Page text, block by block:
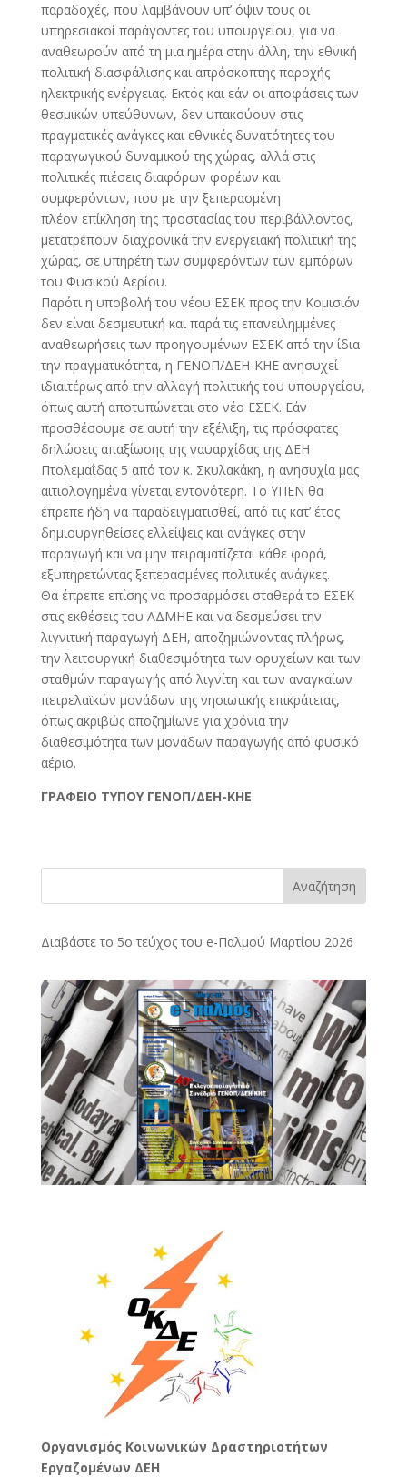
παραδοχές, που λαμβάνουν υπ’ όψιν τους οι
υπηρεσιακοί παράγοντες του υπουργείου, για να
αναθεωρούν από τη μια ημέρα στην άλλη, την εθνική
πολιτική διασφάλισης και απρόσκοπτης παροχής
ηλεκτρικής ενέργειας. Εκτός και εάν οι αποφάσεις των
θεσμικών υπεύθυνων, δεν υπακούουν στις
πραγματικές ανάγκες και εθνικές δυνατότητες του
παραγωγικού δυναμικού της χώρας, αλλά στις
πολιτικές πιέσεις διαφόρων φορέων και
συμφερόντων, που με την ξεπερασμένη
πλέον επίκληση της προστασίας του περιβάλλοντος,
μετατρέπουν διαχρονικά την ενεργειακή πολιτική της
χώρας, σε υπηρέτη των συμφερόντων των εμπόρων
του Φυσικού Αερίου.
Παρότι η υποβολή του νέου ΕΣΕΚ προς την Κομισιόν
δεν είναι δεσμευτική και παρά τις επανειλημμένες
αναθεωρήσεις των προηγουμένων ΕΣΕΚ από την ίδια
την πραγματικότητα, η ΓΕΝΟΠ/ΔΕΗ-ΚΗΕ ανησυχεί
ιδιαιτέρως από την αλλαγή πολιτικής του υπουργείου,
όπως αυτή αποτυπώνεται στο νέο ΕΣΕΚ. Εάν
προσθέσουμε σε αυτή την εξέλιξη, τις πρόσφατες
δηλώσεις απαξίωσης της ναυαρχίδας της ΔΕΗ
Πτολεμαΐδας 5 από τον κ. Σκυλακάκη, η ανησυχία μας
αιτιολογημένα γίνεται εντονότερη. Το ΥΠΕΝ θα
έπρεπε ήδη να παραδειγματισθεί, από τις κατ’ έτος
δημιουργηθείσες ελλείψεις και ανάγκες στην
παραγωγή και να μην πειραματίζεται κάθε φορά,
εξυπηρετώντας ξεπερασμένες πολιτικές ανάγκες.
Θα έπρεπε επίσης να προσαρμόσει σταθερά το ΕΣΕΚ
στις εκθέσεις του ΑΔΜΗΕ και να δεσμεύσει την
λιγνιτική παραγωγή ΔΕΗ, αποζημιώνοντας πλήρως,
την λειτουργική διαθεσιμότητα των ορυχείων και των
σταθμών παραγωγής από λιγνίτη και των αναγκαίων
πετρελαϊκών μονάδων της νησιωτικής επικράτειας,
όπως ακριβώς αποζημίωνε για χρόνια την
διαθεσιμότητα των μονάδων παραγωγής από φυσικό
αέριο.
ΓΡΑΦΕΙΟ ΤΥΠΟΥ ΓΕΝΟΠ/ΔΕΗ-ΚΗΕ
Αναζήτηση
Διαβάστε το 5ο τεύχος του e-Παλμού Μαρτίου 2026
Oργανισμός Κοινωνικών Δραστηριοτήτων
Εργαζομένων ΔΕΗ